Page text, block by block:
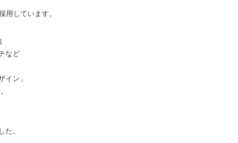
用しています。
など
イン」
た。